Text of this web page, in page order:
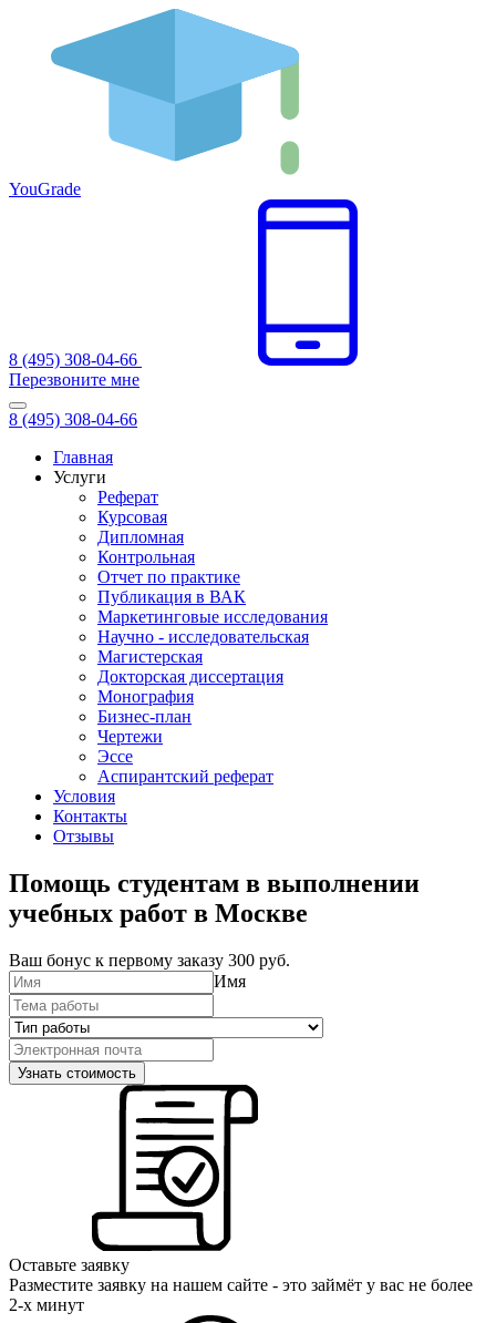
YouGrade
8 (495) 308-04-66
Перезвоните мне
8 (495) 308-04-66
Главная
Услуги
Реферат
Курсовая
Дипломная
Контрольная
Отчет по практике
Публикация в ВАК
Маркетинговые исследования
Научно - исследовательская
Магистерская
Докторская диссертация
Монография
Бизнес-план
Чертежи
Эссе
Аспирантский реферат
Условия
Контакты
Отзывы
Помощь студентам в выполнении
учебных работ в Москве
Ваш бонус к первому заказу 300 руб.
Имя
Оставьте заявку
Разместите заявку на нашем сайте - это займёт у вас не более
2-х минут